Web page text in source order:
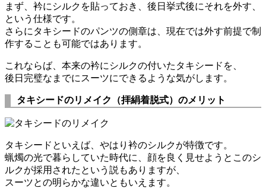
まず、衿にシルクを貼っておき、後日挙式後にそれを外す、
という仕様です。
さらにタキシードのパンツの側章は、現在では外す前提で制
作することも可能ではあります。
これならば、本来の衿にシルクの付いたタキシードを、
後日完璧なまでにスーツにできるような気がします。
タキシードのリメイク（拝絹着脱式）のメリット
タキシードといえば、やはり衿のシルクが特徴です。
蝋燭の光で暮らしていた時代に、顔を良く見せようとこのシ
ルクが採用されたという説もありますが、
スーツとの明らかな違いともいえます。